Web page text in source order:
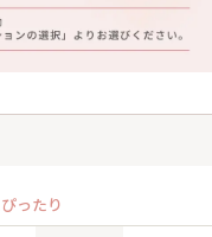
ぴったり